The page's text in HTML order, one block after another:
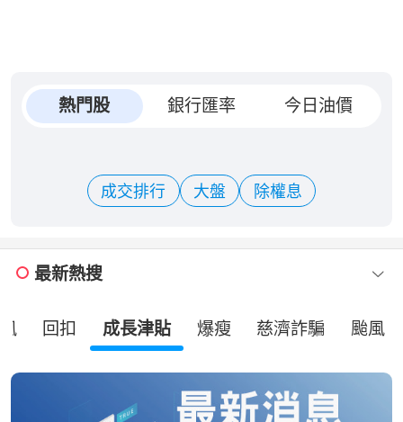
熱門股 銀行匯率 今日油價
成交排行 大盤 除權息
最新熱搜
回扣 成長津貼 爆瘦 慈濟詐騙 颱風